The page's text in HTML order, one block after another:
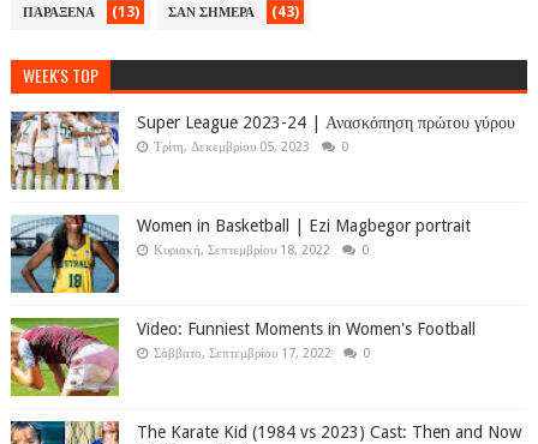
ΠΑΡΑΞΕΝΑ (13) ΣΑΝ ΣΗΜΕΡΑ (43)
WEEK'S TOP
Super League 2023-24 | Ανασκόπηση πρώτου γύρου
Τρίτη, Δεκεμβρίου 05, 2023 0
Women in Basketball | Ezi Magbegor portrait
Κυριακή, Σεπτεμβρίου 18, 2022 0
Video: Funniest Moments in Women's Football
Σάββατο, Σεπτεμβρίου 17, 2022 0
The Karate Kid (1984 vs 2023) Cast: Then and Now